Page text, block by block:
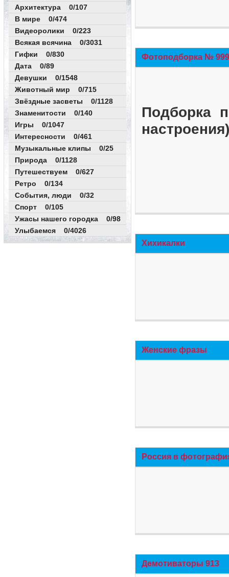
Архитектура 0/107
В мире 0/474
Видеоролики 0/223
Всякая всячина 0/3031
Гифки 0/830
Дата 0/89
Девушки 0/1548
Животный мир 0/715
Звёздные засветы 0/1128
Знаменитости 0/140
Игры 0/1047
Интересности 0/461
Музыкальные клипы 0/25
Природа 0/1128
Путешествуем 0/627
Ретро 0/134
События, люди 0/32
Спорт 0/105
Ужасы нашего городка 0/98
Улыбаемся 0/4026
Фотоподборка №
Подборка
Хихикалки
Женские фразы
Россия в
Демотиваторы 913